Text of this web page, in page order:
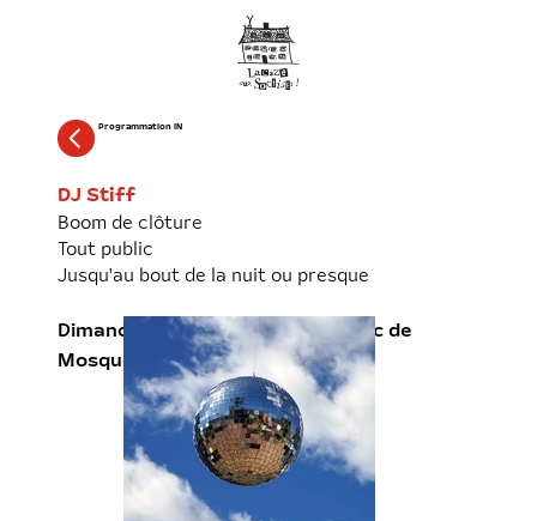
Programmation IN
DJ Stiff
Boom de clôture
Tout public
Jusqu'au bout de la nuit ou presque
Dimanche 19 juillet à minuit – Parc de
Mosquéros